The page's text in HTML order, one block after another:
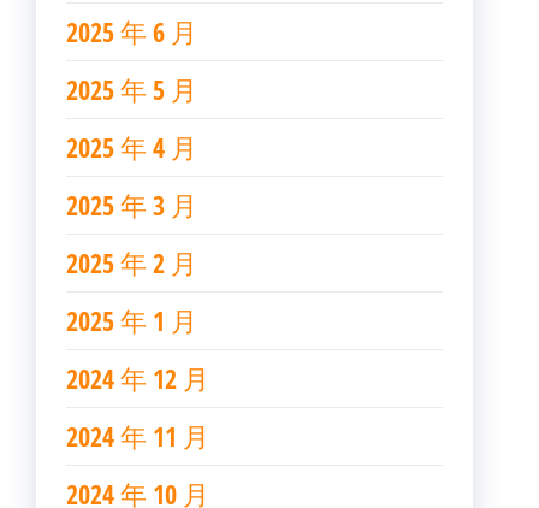
2025 年 6 月
2025 年 5 月
2025 年 4 月
2025 年 3 月
2025 年 2 月
2025 年 1 月
2024 年 12 月
2024 年 11 月
2024 年 10 月